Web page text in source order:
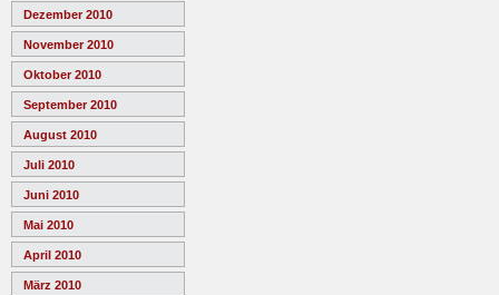
Dezember 2010
November 2010
Oktober 2010
September 2010
August 2010
Juli 2010
Juni 2010
Mai 2010
April 2010
März 2010